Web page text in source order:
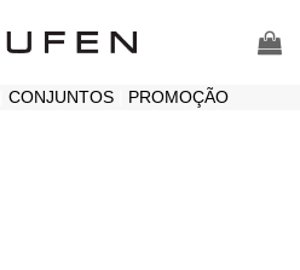
CONJUNTOS| PROMOÇÃO